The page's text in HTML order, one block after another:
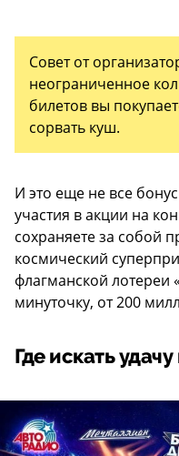
Совет от
неограниченное
билетов вы
сорвать куш.
И это еще не все
участия в акции на
сохраняете за собой
космический
флагманской лотереи
минуточку, от 200
Где искать